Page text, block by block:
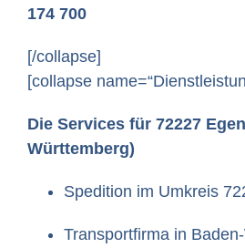
174 700
[/collapse]
[collapse
Die Services für 72227
Württemberg)
Spedition im Umkreis
Transportfirma in